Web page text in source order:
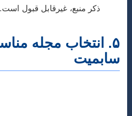
ذکر منبع، غیرقابل قبول است.
۵. انتخاب مجله
سابمیت